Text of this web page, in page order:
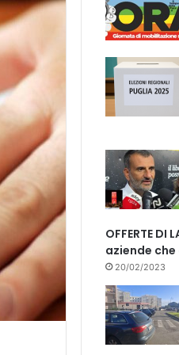
OFFERTE DI
aziende
20/02/2023